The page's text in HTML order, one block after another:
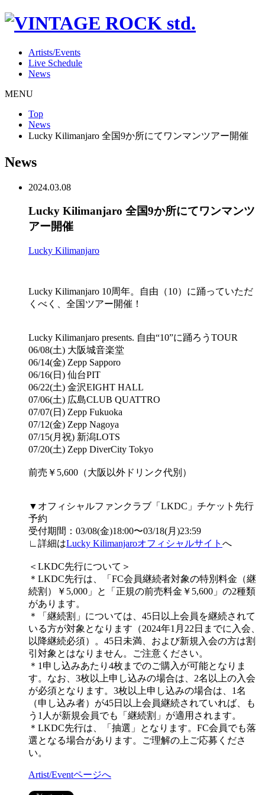
Artists/Events
Live Schedule
News
MENU
Top
News
Lucky Kilimanjaro 全国9か所にてワンマンツアー開催
News
2024.03.08
Lucky Kilimanjaro 全国9か所にてワンマンツ
アー開催
Lucky Kilimanjaro
Lucky Kilimanjaro 10周年。自由（10）に踊っていただ
くべく、全国ツアー開催！
Lucky Kilimanjaro presents. 自由“10”に踊ろうTOUR
06/08(土) 大阪城音楽堂
06/14(金) Zepp Sapporo
06/16(日) 仙台PIT
06/22(土) 金沢EIGHT HALL
07/06(土) 広島CLUB QUATTRO
07/07(日) Zepp Fukuoka
07/12(金) Zepp Nagoya
07/15(月祝) 新潟LOTS
07/20(土) Zepp DiverCity Tokyo
前売￥5,600（大阪以外ドリンク代別）
▼オフィシャルファンクラブ「LKDC」チケット先行
予約
受付期間：03/08(金)18:00〜03/18(月)23:59
∟詳細はLucky Kilimanjaroオフィシャルサイト へ
＜LKDC先行について＞
＊LKDC先行は、「FC会員継続者対象の特別料金（継
続割）￥5,000」と「正規の前売料金￥5,600」の2種類
があります。
＊「継続割」については、45日以上会員を継続されて
いる方が対象となります（2024年1月22日までに入会、
以降継続必須）。45日未満、および新規入会の方は割
引対象とはなりません。ご注意ください。
＊1申し込みあたり4枚までのご購入が可能となりま
す。なお、3枚以上申し込みの場合は、2名以上の入会
が必須となります。3枚以上申し込みの場合は、1名
（申し込み者）が45日以上会員継続されていれば、も
う1人が新規会員でも「継続割」が適用されます。
＊LKDC先行は、「抽選」となります。FC会員でも落
選となる場合があります。ご理解の上ご応募くださ
い。
Artist/Eventページへ